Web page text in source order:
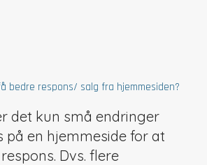
bedre respons/ salg fra hjemmesiden?
det kun små endringer
på en hjemmeside for at
Dvs. flere